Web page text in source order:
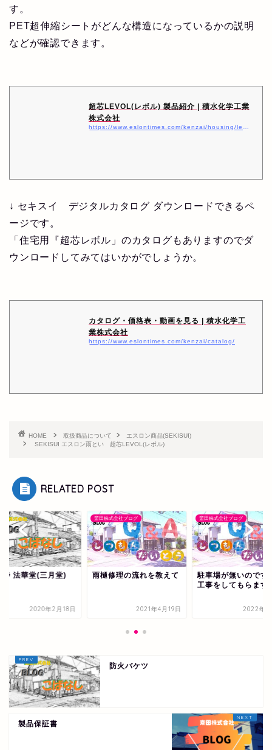
す。
PET超伸縮シートがどんな構造になっているかの説明
などが確認できます。
超芯LEVOL(レボル) 製品紹介 | 積水化学工業
株式会社
↓ セキスイ デジタルカタログ ダウンロードできるペ
ージです。
「住宅用『超芯レボル」のカタログもありますのでダ
ウンロードしてみてはいかがでしょうか。
カタログ・価格表・動画を見る | 積水化学工
業株式会社
https://www.eslontimes.com/kenzai/catalog/
HOME 取扱商品について
エスロン商品(SEKISUI)
SEKISUI エスロン雨とい 超芯LEVOL(レボル)
RELATED POST
寺 法華堂(三月堂)
2020年2月18日
斎田株式会社ブログ
雨樋修理の流れを教えて
2021年4月19日
斎田株式会社ブログ
駐車場が無いのです
工事をしてもらます
2022年3
防火バケツ
製品保証書